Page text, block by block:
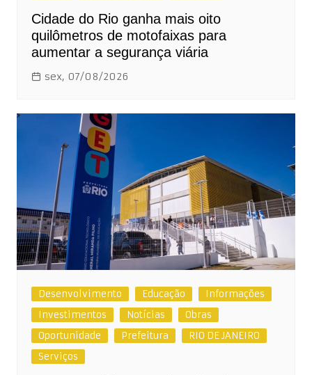
Cidade do Rio ganha mais oito
quilômetros de motofaixas para
aumentar a segurança viária
sex, 07/08/2026
Desenvolvimento Educação
Informações
Investimentos
Notícias
Obras
Oportunidade
Prefeitura
RIO DE JANEIRO
Serviços